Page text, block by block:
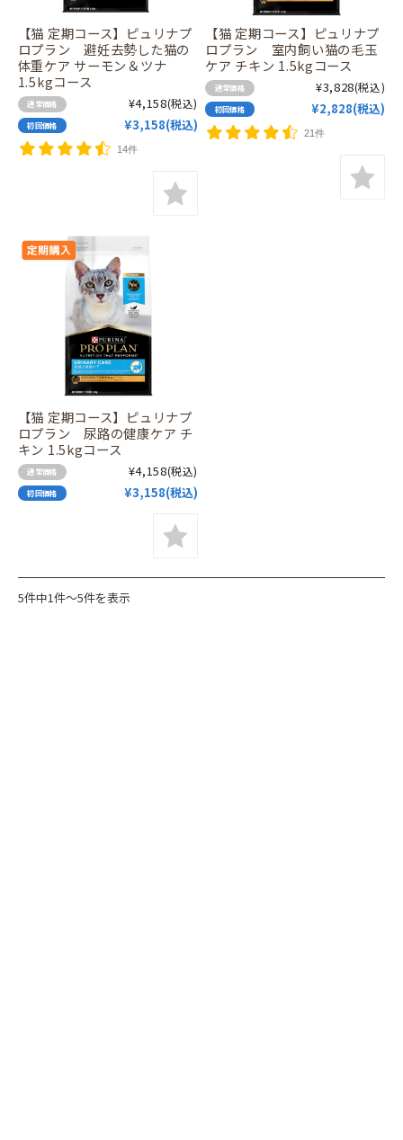
【猫 定期コース】ピュリナプ
ロプラン 避妊去勢した猫の
体重ケア サーモン＆ツナ
1.5kgコース
通常価格 ¥4,158(税込)
初回価格 ¥3,158(税込)
14件
【猫 定期コース】ピュリナプ
ロプラン 室内飼い猫の毛玉
ケア チキン 1.5kgコース
通常価格 ¥3,828(税込)
初回価格 ¥2,828(税込)
21件
【猫 定期コース】ピュリナプ
ロプラン 尿路の健康ケア チ
キン 1.5kgコース
通常価格 ¥4,158(税込)
初回価格 ¥3,158(税込)
5件中1件～5件を表示